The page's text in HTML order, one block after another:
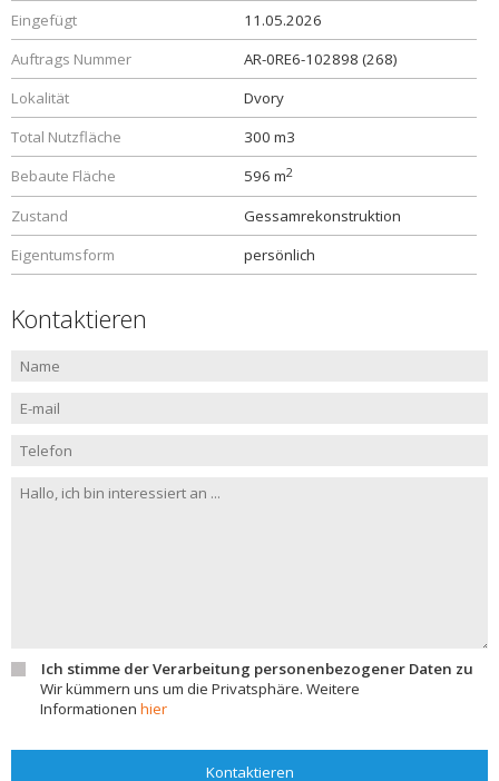
Eingefügt
11.05.2026
Auftrags Nummer
AR-0RE6-102898 (268)
Lokalität
Dvory
Total Nutzfläche
300 m3
Bebaute Fläche
596 m2
Zustand
Gessamrekonstruktion
Eigentumsform
persönlich
Kontaktieren
Ich stimme der Verarbeitung personenbezogener Daten zu
Wir kümmern uns um die Privatsphäre. Weitere
Informationen hier
Kontaktieren